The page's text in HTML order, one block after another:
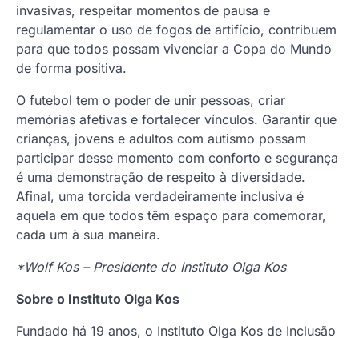
invasivas, respeitar momentos de pausa e
regulamentar o uso de fogos de artifício, contribuem
para que todos possam vivenciar a Copa do Mundo
de forma positiva.
O futebol tem o poder de unir pessoas, criar
memórias afetivas e fortalecer vínculos. Garantir que
crianças, jovens e adultos com autismo possam
participar desse momento com conforto e segurança
é uma demonstração de respeito à diversidade.
Afinal, uma torcida verdadeiramente inclusiva é
aquela em que todos têm espaço para comemorar,
cada um à sua maneira.
*Wolf Kos – Presidente do Instituto Olga Kos
Sobre o Instituto Olga Kos
Fundado há 19 anos, o Instituto Olga Kos de Inclusão